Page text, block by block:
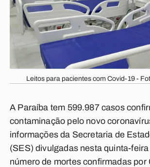
Leitos para pacientes com Covid-19 -
A Paraíba tem 599.987 casos
contaminação pelo novo
informações da Secretaria de
(SES) divulgadas nesta quinta-
número de mortes confirmadas por